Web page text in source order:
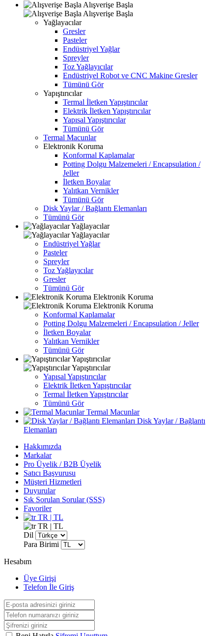
Alışverişe Başla
Alışverişe Başla
Yağlayacılar
Gresler
Pasteler
Endüstriyel Yağlar
Spreyler
Toz Yağlayıcılar
Endüstriyel Robot ve CNC Makine Gresler
Tümünü Gör
Yapıştırıcılar
Termal İletken Yapıştırıcılar
Elektrik İletken Yapıştırıcılar
Yapısal Yapıştırıcılar
Tümünü Gör
Termal Macunlar
Elektronik Koruma
Konformal Kaplamalar
Potting Dolgu Malzemeleri / Encapsulation /
Jeller
İletken Boyalar
Yalıtkan Vernikler
Tümünü Gör
Disk Yaylar / Bağlantı Elemanları
Tümünü Gör
Yağlayacılar
Yağlayacılar
Endüstriyel Yağlar
Pasteler
Spreyler
Toz Yağlayıcılar
Gresler
Tümünü Gör
Elektronik Koruma
Elektronik Koruma
Konformal Kaplamalar
Potting Dolgu Malzemeleri / Encapsulation / Jeller
İletken Boyalar
Yalıtkan Vernikler
Tümünü Gör
Yapıştırıcılar
Yapıştırıcılar
Yapısal Yapıştırıcılar
Elektrik İletken Yapıştırıcılar
Termal İletken Yapıştırıcılar
Tümünü Gör
Termal Macunlar
Disk Yaylar / Bağlantı
Elemanları
Hakkımızda
Markalar
Pro Üyelik / B2B Üyelik
Satıcı Başvurusu
Müşteri Hizmetleri
Duyurular
Sık Sorulan Sorular (SSS)
Favoriler
TR | TL
TR | TL
Dil
Para Birimi
Hesabım
Üye Girişi
Telefon İle Giriş